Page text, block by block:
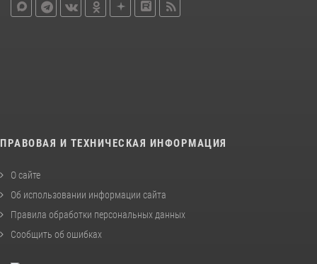
ПРАВОВАЯ И ТЕХНИЧЕСКАЯ ИНФОРМАЦИЯ
О сайте
Об использовании информации сайта
Правила обработки персональных данных
Сообщить об ошибках